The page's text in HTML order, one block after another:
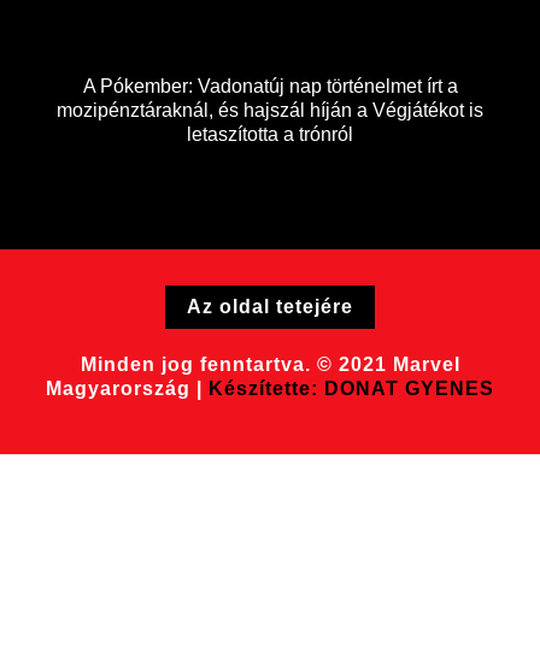
A Pókember: Vadonatúj nap történelmet írt a
mozipénztáraknál, és hajszál híján a Végjátékot is
letaszította a trónról
Minden jog fenntartva. © 2021 Marvel
Magyarország |
Készítette: DONAT GYENES
Az oldal tetejére